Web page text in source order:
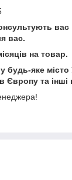
вас
вас.
на товар.
будь-яке місто
та інші